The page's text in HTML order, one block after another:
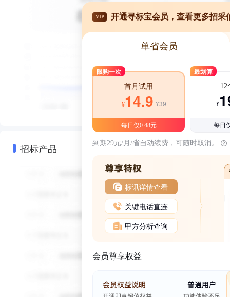
招标产品
VIP 开通寻标宝会员，查看更多招采
单省会员
限购一次
首月试用
¥14.9 ¥39
每日仅0.48元
最划算
12
¥
每日
到期29元/月/省自动续费，可随时取消。
标讯详情查看
关键电话直连
甲方分析查询
会员尊享权益